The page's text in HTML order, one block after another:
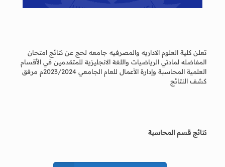
تعلن كلية العلوم الاداريه والمصرفيه جامعه لحج عن نتائج امتحان
المفاضله لمادتي الرياضيات واللغة الانجليزية للمتقدمين في الأقسام
العلمية المحاسبة وإدارة الأعمال للعام الجامعي 2023/2024م مرفق
كشف النتائج
نتائج قسم المحاسبة